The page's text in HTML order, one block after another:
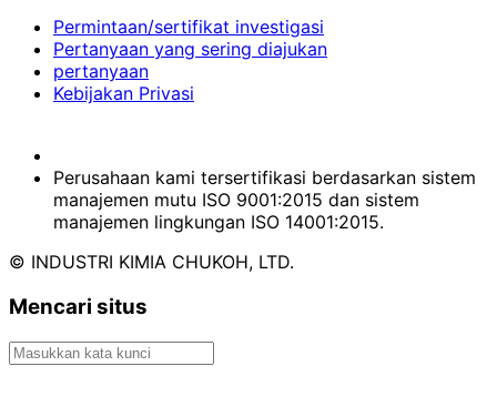
Permintaan/sertifikat investigasi
Pertanyaan yang sering diajukan
pertanyaan
Kebijakan Privasi
Perusahaan kami tersertifikasi berdasarkan sistem
manajemen mutu ISO 9001:2015 dan sistem
manajemen lingkungan ISO 14001:2015.
© INDUSTRI KIMIA CHUKOH, LTD.
Mencari situs